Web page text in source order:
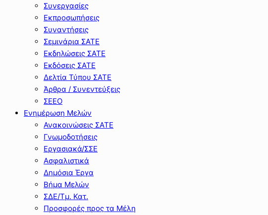
Συνεργασίες
Εκπροσωπήσεις
Συναντήσεις
Σεμινάρια ΣΑΤΕ
Εκδηλώσεις ΣΑΤΕ
Εκδόσεις ΣΑΤΕ
Δελτία Τύπου ΣΑΤΕ
Άρθρα / Συνεντεύξεις
ΣΕΕΟ
Ενημέρωση Μελών
Ανακοινώσεις ΣΑΤΕ
Γνωμοδοτήσεις
Εργασιακά/ΣΣΕ
Ασφαλιστικά
Δημόσια Έργα
Βήμα Μελών
ΣΔΕ/Τμ. Κατ.
Προσφορές προς τα Μέλη